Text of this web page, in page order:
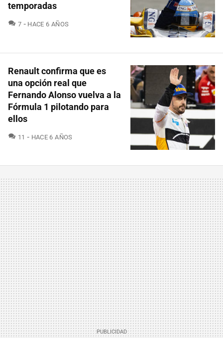
temporadas
7 COMENTARIOS
HACE 6 AÑOS
Renault confirma que es
una opción real que
Fernando Alonso vuelva a la
Fórmula 1 pilotando para
ellos
11 COMENTARIOS
HACE 6 AÑOS